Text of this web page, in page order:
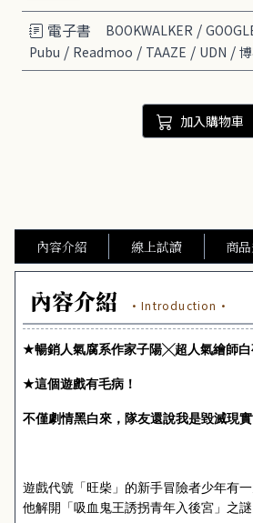
電子書 BOOKWALKER /
Pubu / Readmoo / TAAZE / UDN /
加入購物車
內容介紹 線上試讀 商
內容介紹 ·Introduction·
★暢銷人氣腐系作家子陽╳超人氣繪師
★這個遊戲有毛病！
不僅劇情黑白來，隊友還說我是毀滅現
遊戲代號「旺柴」的新手冒險者少年有
他解開「吸血鬼王誘拐青年入後宮」之謎